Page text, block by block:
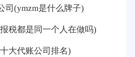
司(ymzm是什么牌子)
税都是同一个人在做吗)
大代账公司排名)